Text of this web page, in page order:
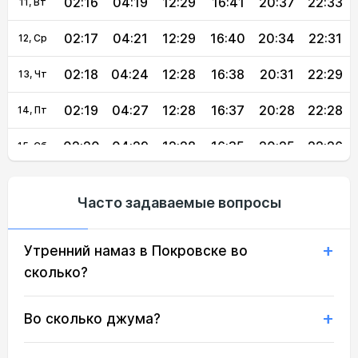
12, Ср 02:17 04:21 12:29 16:40 20:34 22:31
13, Чт 02:18 04:24 12:28 16:38 20:31 22:29
14, Пт 02:19 04:27 12:28 16:37 20:28 22:28
15, Сб 02:20 04:29 12:28 16:35 20:25 22:26
18, Вт 02:24 04:37 12:27 16:31 22:21
20, Чт 02:26 04:42 22:18
Часто задаваемые вопросы
Утренний намаз в Покровске во
сколько?
Во сколько джума?